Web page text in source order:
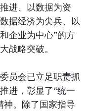
进、以数据为资
据经济为尖兵、以
企业为中心”的方
战略突破。
员会已立足职责抓
进，彰显了“统一
。除了国家指导